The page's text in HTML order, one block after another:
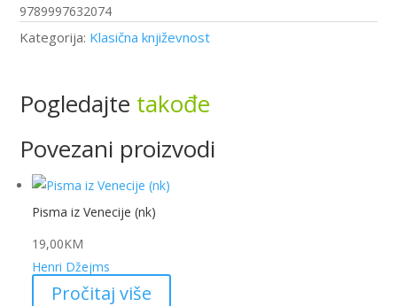
9789997632074
Kategorija: Klasična književnost
Pogledajte takođe
Povezani proizvodi
Pisma iz Venecije (nk)
19,00KM
Henri Džejms
Pročitaj više